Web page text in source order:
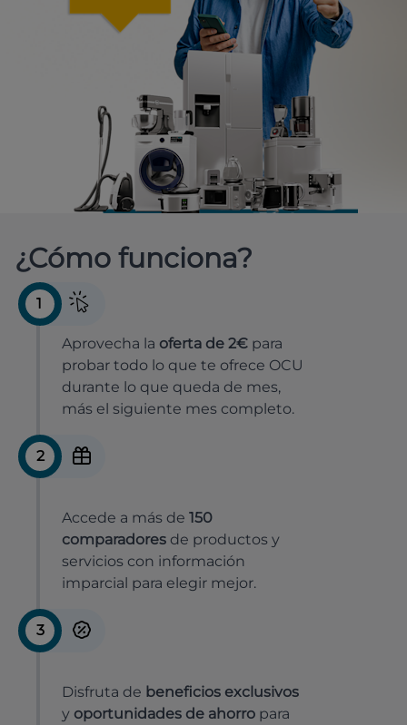
¿Cómo funciona?
1
Aprovecha la oferta de 2€ para
probar todo lo que te ofrece OCU
durante lo que queda de mes,
más el siguiente mes completo.
2
Accede a más de 150
comparadores de productos y
servicios con información
imparcial para elegir mejor.
3
Disfruta de beneficios exclusivos
y oportunidades de ahorro para